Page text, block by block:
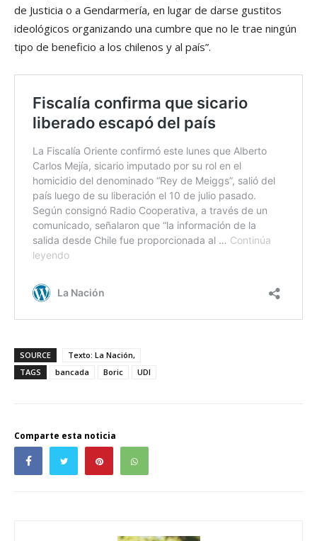
de Justicia o a Gendarmería, en lugar de darse gustitos
ideológicos organizando una cumbre que no le trae ningún
tipo de beneficio a los chilenos y al país”.
SOURCE
Texto: La Nación,
TAGS
bancada Boric UDI
Comparte esta noticia